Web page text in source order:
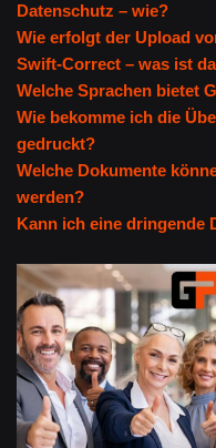
Datenschutz – wie?
Wie erfolgt der Upload
Swift-Correct – was ist
Welche Sprachen bietet
Wie bekomme ich die
gedruckt?
Welche Dokumente
werden?
Kann ich eine dringende